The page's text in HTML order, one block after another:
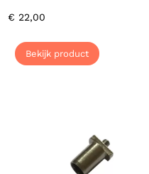
€ 22,00
Bekijk product